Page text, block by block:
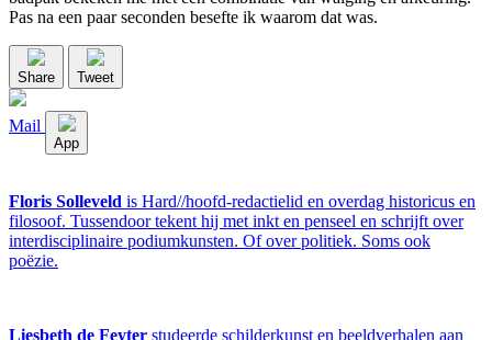
Pas na een paar seconden besefte ik waarom dat was.
Share Tweet
Mail
App
Floris Solleveld is Hard//hoofd-redactielid en overdag historicus en
filosoof. Tussendoor tekent hij met inkt en penseel en schrijft over
interdisciplinaire podiumkunsten. Of over politiek. Soms ook
poëzie.
Liesbeth de Feyter studeerde schilderkunst en beeldverhalen aan